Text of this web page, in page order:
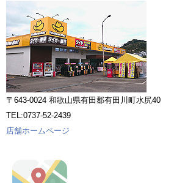
〒643-0024 和歌山県有田郡有田川町水尻40
TEL:0737-52-2439
店舗ホームページ